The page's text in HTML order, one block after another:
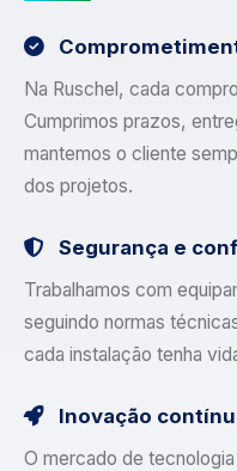
Na Ruschel, cada
Cumprimos prazos,
mantemos o cliente
dos projetos.
Segurança e
Trabalhamos com
seguindo normas
cada instalação tenha
Inovação
O mercado de